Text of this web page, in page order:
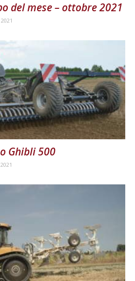
del mese – ottobre 2021
Ghibli 500